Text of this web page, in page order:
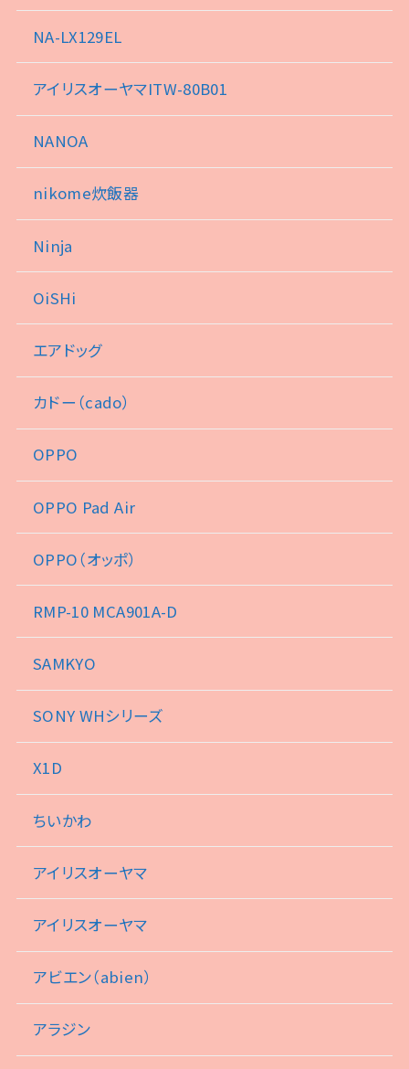
NA-LX129EL
アイリスオーヤマITW-80B01
NANOA
nikome炊飯器
Ninja
OiSHi
エアドッグ
カドー（cado）
OPPO
OPPO Pad Air
OPPO（オッポ）
RMP-10 MCA901A-D
SAMKYO
SONY WHシリーズ
X1D
ちいかわ
アイリスオーヤマ
アイリスオーヤマ
アビエン（abien）
アラジン